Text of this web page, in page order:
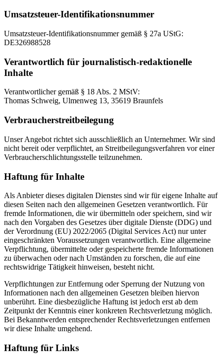
Umsatzsteuer-Identifikationsnummer
Umsatzsteuer-Identifikationsnummer gemäß § 27a UStG:
DE326988528
Verantwortlich für journalistisch-redaktionelle
Inhalte
Verantwortlicher gemäß § 18 Abs. 2 MStV:
Thomas Schweig, Ulmenweg 13, 35619 Braunfels
Verbraucherstreitbeilegung
Unser Angebot richtet sich ausschließlich an Unternehmer. Wir sind
nicht bereit oder verpflichtet, an Streitbeilegungsverfahren vor einer
Verbraucherschlichtungsstelle teilzunehmen.
Haftung für Inhalte
Als Anbieter dieses digitalen Dienstes sind wir für eigene Inhalte auf
diesen Seiten nach den allgemeinen Gesetzen verantwortlich. Für
fremde Informationen, die wir übermitteln oder speichern, sind wir
nach den Vorgaben des Gesetzes über digitale Dienste (DDG) und
der Verordnung (EU) 2022/2065 (Digital Services Act) nur unter
eingeschränkten Voraussetzungen verantwortlich. Eine allgemeine
Verpflichtung, übermittelte oder gespeicherte fremde Informationen
zu überwachen oder nach Umständen zu forschen, die auf eine
rechtswidrige Tätigkeit hinweisen, besteht nicht.
Verpflichtungen zur Entfernung oder Sperrung der Nutzung von
Informationen nach den allgemeinen Gesetzen bleiben hiervon
unberührt. Eine diesbezügliche Haftung ist jedoch erst ab dem
Zeitpunkt der Kenntnis einer konkreten Rechtsverletzung möglich.
Bei Bekanntwerden entsprechender Rechtsverletzungen entfernen
wir diese Inhalte umgehend.
Haftung für Links